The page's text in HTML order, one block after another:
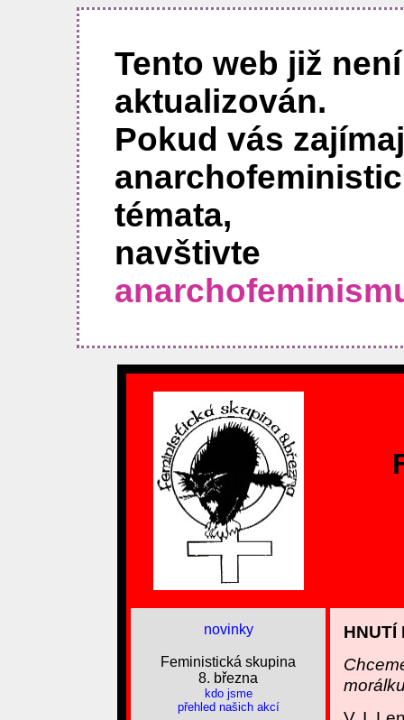
Tento web již není
aktualizován.
Pokud vás
témata,
navštivte
novinky
Feministická skupina
8. března
kdo jsme
přehled našich akcí
HNUTÍ